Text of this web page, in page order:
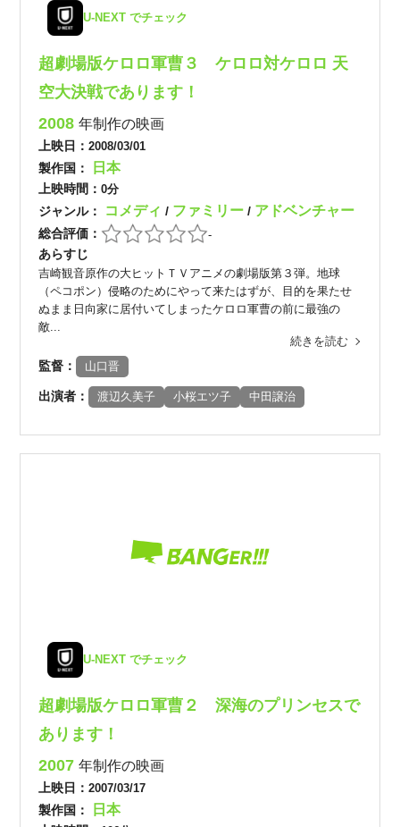
U-NEXT でチェック
超劇場版ケロロ軍曹３ ケロロ対ケロロ 天
空大決戦であります！
2008年制作の映画
上映日：2008/03/01
製作国： 日本
上映時間：0分
ジャンル： コメディ/ ファミリー/ アドベンチャー
総合評価： -
あらすじ
吉崎観音原作の大ヒットＴＶアニメの劇場版第３弾。地球
（ペコポン）侵略のためにやって来たはずが、目的を果たせ
ぬまま日向家に居付いてしまったケロロ軍曹の前に最強の
敵...
続きを読む
監督： 山口晋
出演者： 渡辺久美子 小桜エツ子 中田譲治
U-NEXT でチェック
超劇場版ケロロ軍曹２ 深海のプリンセスで
あります！
2007年制作の映画
上映日：2007/03/17
製作国： 日本